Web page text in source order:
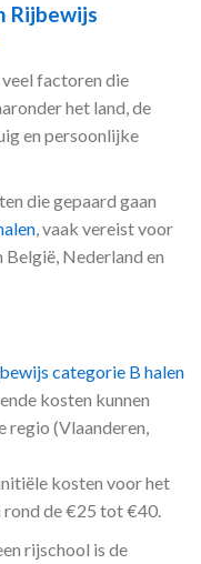
Rijbewijs
factoren die
het land, de
en persoonlijke
die gepaard gaan
, vaak vereist voor
België, Nederland en
categorie B halen
kosten kunnen
regio (Vlaanderen,
kosten voor het
rond de €25 tot €40.
rijschool is de